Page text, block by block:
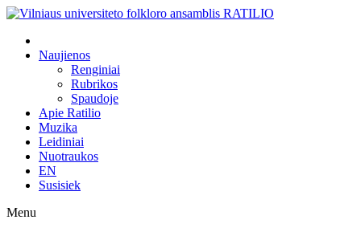
Naujienos
Renginiai
Rubrikos
Spaudoje
Apie Ratilio
Muzika
Leidiniai
Nuotraukos
EN
Susisiek
Menu